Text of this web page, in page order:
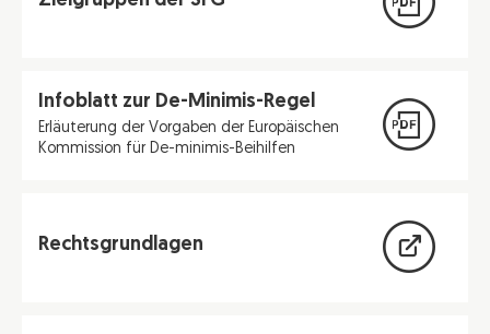
Infoblatt zur De-Minimis-Regel
Erläuterung der Vorgaben der Europäischen
Kommission für De-minimis-Beihilfen
Rechtsgrundlagen